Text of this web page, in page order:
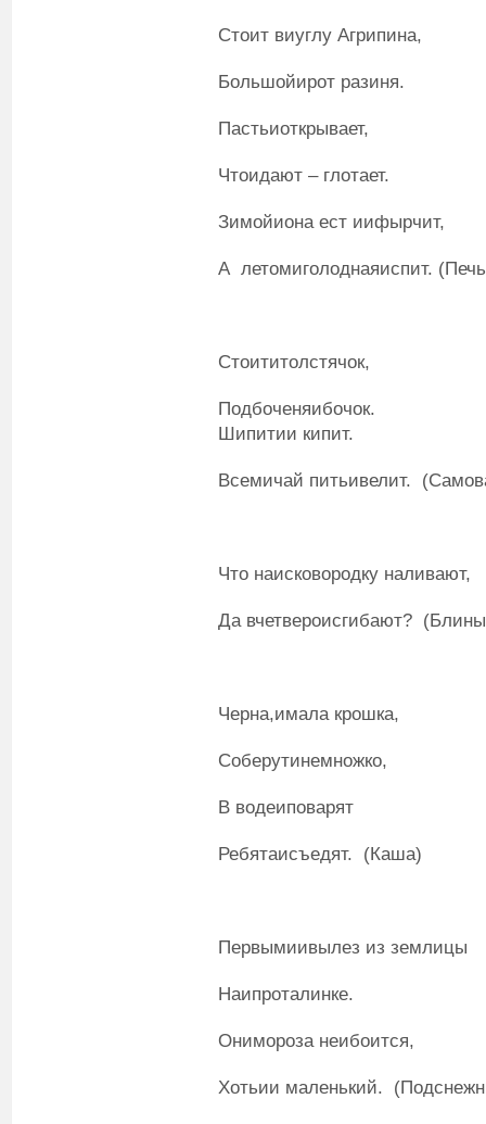
Стоит виуглу Агрипина,
Большойирот разиня.
Пастьиоткрывает,
Чтоидают – глотает.
Зимойиона ест иифырчит,
А летомиголоднаяиспит.
Стоититолстячок,
Подбоченяибочок.
Шипитии кипит.
Всемичай питьивелит.
Что наисковородку наливают,
Да вчетвероисгибают?
Черна,имала крошка,
Соберутинемножко,
В водеиповарят
Ребятаисъедят. (Каша)
Первымиивылез из землицы
Наипроталинке.
Онимороза неибоится,
Хотьии маленький.